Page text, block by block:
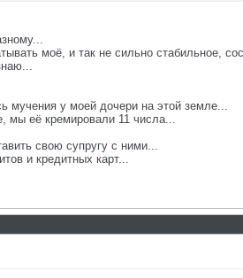
моё, и так не сильно стабильное,
мучения у моей дочери на этой земле...
мы её кремировали 11 числа...
свою супругу с ними...
и кредитных карт...